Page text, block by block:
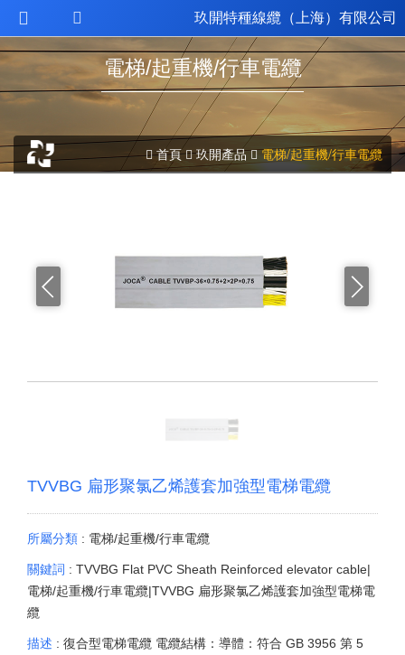
玖開特種線纜（上海）有限公司
電梯/起重機/行車電纜
首頁  玖開產品  電梯/起重機/行車電纜
TVVBG 扁形聚氯乙烯護套加強型電梯電纜
所屬分類 : 電梯/起重機/行車電纜
關鍵詞 : TVVBG Flat PVC Sheath Reinforced elevator cable|
電梯/起重機/行車電纜|TVVBG 扁形聚氯乙烯護套加強型電梯電
纜
描述 : 復合型電梯電纜 電纜結構：導體：符合 GB 3956 第 5